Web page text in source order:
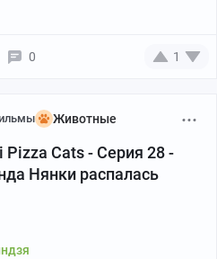
0 1
Животные
Cats - Серия 28 -
Нянки распалась